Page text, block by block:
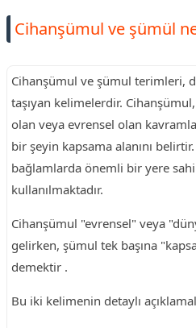
Cihanşümul ve şümül
Cihanşümul ve şümul terimleri,
taşıyan kelimelerdir.
olan veya evrensel olan
bir şeyin kapsama alanını
bağlamlarda önemli bir yere
kullanılmaktadır.
Cihanşümul "evrensel" veya
gelirken, şümul tek başına
demektir .
Bu iki kelimenin detaylı